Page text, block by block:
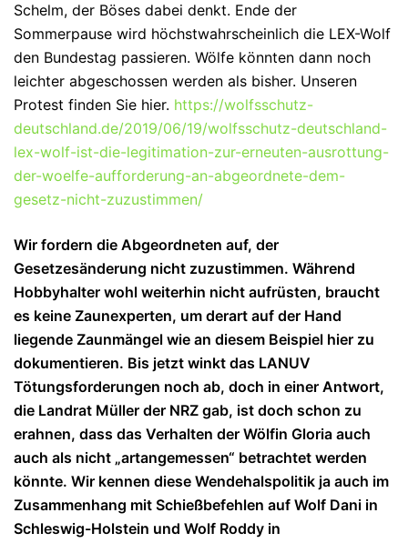
Schelm, der Böses dabei denkt. Ende der
Sommerpause wird höchstwahrscheinlich die LEX-Wolf
den Bundestag passieren. Wölfe könnten dann noch
leichter abgeschossen werden als bisher. Unseren
Protest finden Sie hier. https://wolfsschutz-
deutschland.de/2019/06/19/wolfsschutz-deutschland-
lex-wolf-ist-die-legitimation-zur-erneuten-ausrottung-
der-woelfe-aufforderung-an-abgeordnete-dem-
gesetz-nicht-zuzustimmen/
Wir fordern die Abgeordneten auf, der
Gesetzesänderung nicht zuzustimmen. Während
Hobbyhalter wohl weiterhin nicht aufrüsten, braucht
es keine Zaunexperten, um derart auf der Hand
liegende Zaunmängel wie an diesem Beispiel hier zu
dokumentieren. Bis jetzt winkt das LANUV
Tötungsforderungen noch ab, doch in einer Antwort,
die Landrat Müller der NRZ gab, ist doch schon zu
erahnen, dass das Verhalten der Wölfin Gloria auch
auch als nicht „artangemessen“ betrachtet werden
könnte. Wir kennen diese Wendehalspolitik ja auch im
Zusammenhang mit Schießbefehlen auf Wolf Dani in
Schleswig-Holstein und Wolf Roddy in